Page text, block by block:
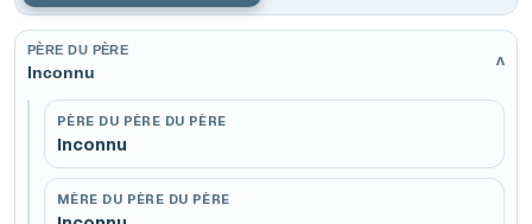
PÈRE DU PÈRE
Inconnu v
PÈRE DU PÈRE DU PÈRE
Inconnu
MÈRE DU PÈRE DU PÈRE